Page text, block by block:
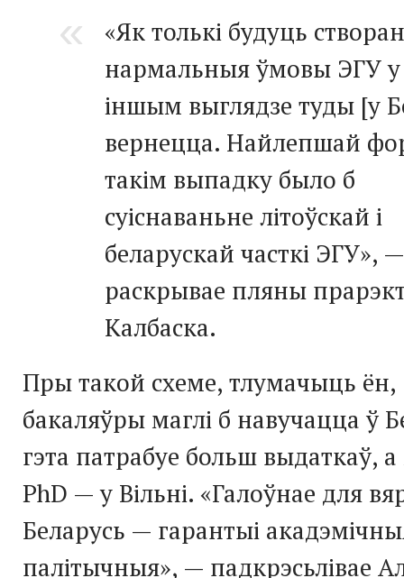
«Як толькі будуць
нармальныя ўмовы ЭГУ
іншым выглядзе туды [у
вернецца. Найлепшай
такім выпадку было б
суіснаваньне літоўскай і
беларускай часткі ЭГУ», —
раскрывае пляны
Калбаска.
Пры такой схеме, тлумачыць ён,
бакаляўры маглі б навучацца ў
гэта патрабуе больш выдаткаў, а
PhD — у Вільні. «Галоўнае для
Беларусь — гарантыі
палітычныя», — падкрэсьлівае